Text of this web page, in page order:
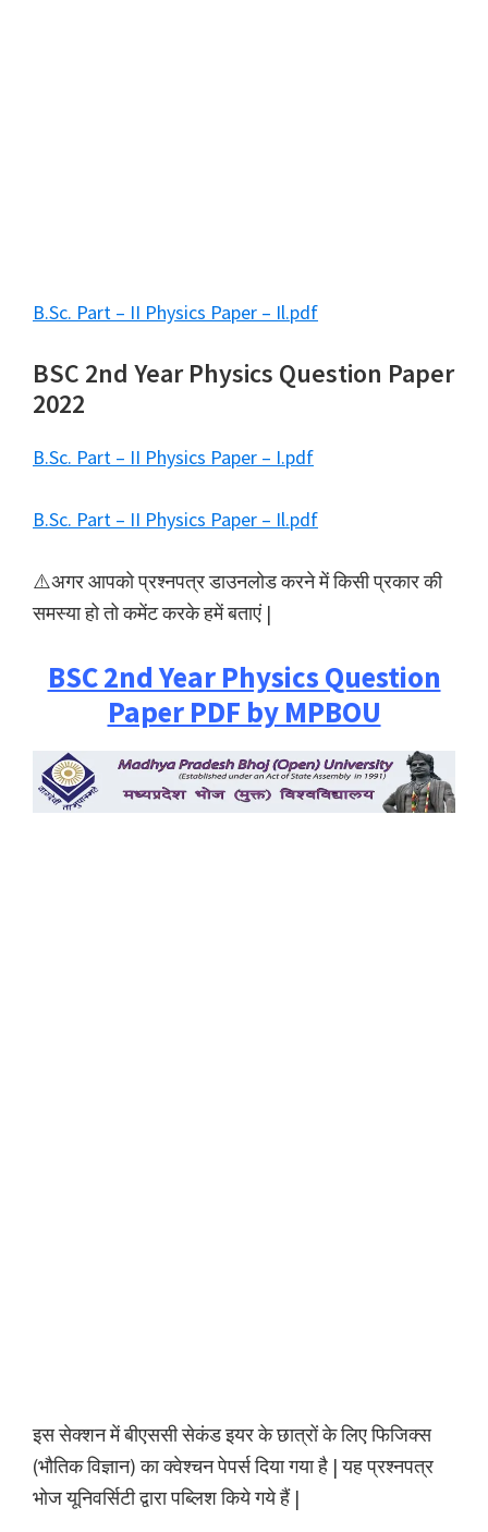
B.Sc. Part – II Physics Paper – Il.pdf
BSC 2nd Year Physics Question Paper
2022
B.Sc. Part – II Physics Paper – I.pdf
B.Sc. Part – II Physics Paper – Il.pdf
⚠️अगर आपको प्रश्नपत्र डाउनलोड करने में किसी प्रकार की
समस्या हो तो कमेंट करके हमें बताएं |
BSC 2nd Year Physics Question
Paper PDF by MPBOU
इस सेक्शन में बीएससी सेकंड इयर के छात्रों के लिए फिजिक्स
(भौतिक विज्ञान) का क्वेश्चन पेपर्स दिया गया है | यह प्रश्नपत्र
भोज यूनिवर्सिटी द्वारा पब्लिश किये गये हैं |